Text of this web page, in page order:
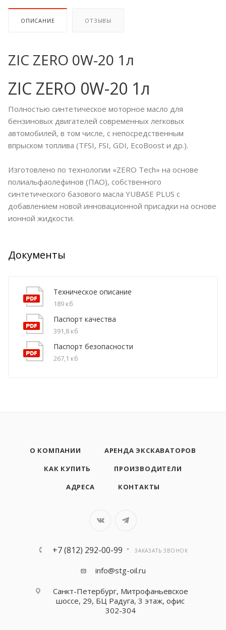
ОПИСАНИЕ ОТЗЫВЫ
ZIC ZERO 0W-20 1л
ZIC ZERO 0W-20 1л
Полностью синтетическое моторное масло для
бензиновых двигателей современных легковых
автомобилей, в том числе, с непосредственным
впрыском топлива (TFSI, FSI, GDI, EcoBoost и др.).
Изготовлено по технологии «ZERO Tech» на основе
полиальфаолефинов (ПАО), собственного
синтетического базового масла YUBASE PLUS с
добавлением новой инновационной присадки на основе
ионной жидкости.
Документы
Техническое описание
189 кб
Паспорт качества
391,8 кб
Паспорт безопасности
267,1 кб
О КОМПАНИИ
АРЕНДА ЭКСКАВАТОРОВ
КАК КУПИТЬ
ПРОИЗВОДИТЕЛИ
АДРЕСА
КОНТАКТЫ
+7 (812) 292-00-99 ЗАКАЗАТЬ ЗВОНОК
info@stg-oil.ru
Санкт-Петербург, Митрофаньевское
шоссе, 29, БЦ Радуга, 3 этаж, офис
302-304